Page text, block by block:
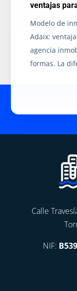
ventajas
Modelo de
Adaix:
agencia
formas. La
Calle
NIF: